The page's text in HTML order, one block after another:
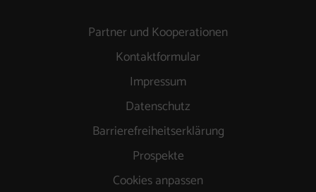
Partner und Kooperationen
Kontaktformular
Impressum
Datenschutz
Barrierefreiheitserklärung
Prospekte
Cookies anpassen